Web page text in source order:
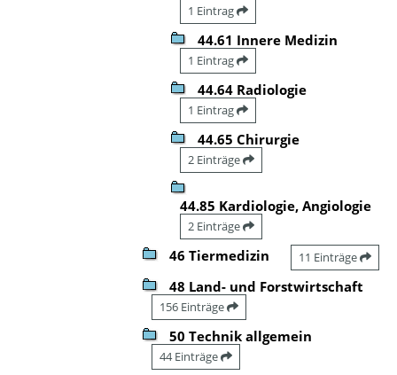
1 Eintrag
44.61 Innere Medizin
1 Eintrag
44.64 Radiologie
1 Eintrag
44.65 Chirurgie
2 Einträge
44.85 Kardiologie, Angiologie
2 Einträge
46 Tiermedizin 11 Einträge
48 Land- und Forstwirtschaft
156 Einträge
50 Technik allgemein
44 Einträge